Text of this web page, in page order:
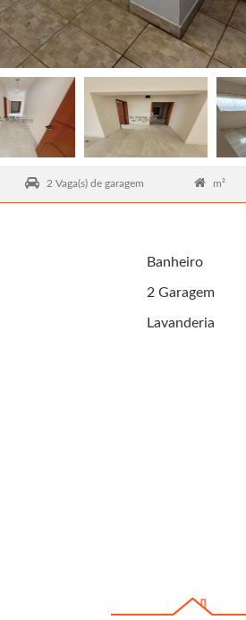
2 Vaga(s) de garagem m²
Banheiro
2 Garagem
Lavanderia